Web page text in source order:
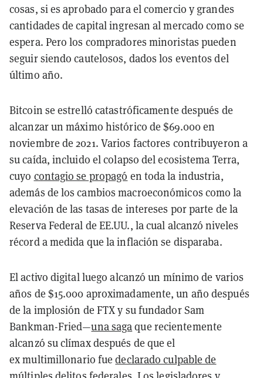
cosas, si es aprobado para el comercio y grandes
cantidades de capital ingresan al mercado como se
espera. Pero los compradores minoristas pueden
seguir siendo cautelosos, dados los eventos del
último año.
Bitcoin se estrelló catastróficamente después de
alcanzar un máximo histórico de $69.000 en
noviembre de 2021. Varios factores contribuyeron a
su caída, incluido el colapso del ecosistema Terra,
cuyo contagio se propagó en toda la industria,
además de los cambios macroeconómicos como la
elevación de las tasas de intereses por parte de la
Reserva Federal de EE.UU., la cual alcanzó niveles
récord a medida que la inflación se disparaba.
El activo digital luego alcanzó un mínimo de varios
años de $15.000 aproximadamente, un año después
de la implosión de FTX y su fundador Sam
Bankman-Fried—una saga que recientemente
alcanzó su clímax después de que el
exmultimillonario fuedeclarado culpable de